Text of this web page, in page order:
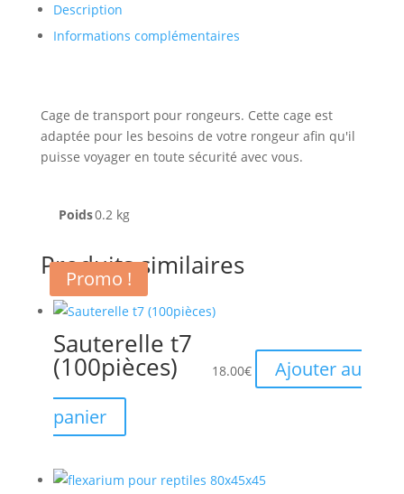
Description
Informations complémentaires
Cage de transport pour rongeurs. Cette cage est
adaptée pour les besoins de votre rongeur afin qu'il
puisse voyager en toute sécurité avec vous.
Poids0.2 kg
Produits similaires
Sauterelle t7
(100pièces) 18.00€
Ajouter au
panier
Promo !